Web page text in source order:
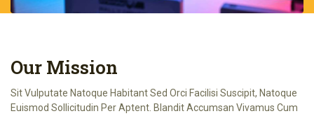
Our Mission
Sit Vulputate Natoque Habitant Sed Orci Facilisi Suscipit, Natoque
Euismod Sollicitudin Per Aptent. Blandit Accumsan Vivamus Cum